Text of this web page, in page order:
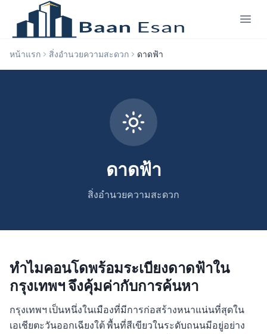
หน้าแรก สิ่งอำนวยความสะดวก ดาดฟ้า
ดาดฟ้า
สิ่งอำนวยความสะดวก
ทำไมคอนโดพร้อมระเบียงดาดฟ้าใน
กรุงเทพฯ จึงคุ้มค่ากับการค้นหา
กรุงเทพฯ เป็นหนึ่งในเมืองที่มีการก่อสร้างหนาแน่นที่สุดใน
เอเชียตะวันออกเฉียงใต้ พื้นที่สีเขียวในระดับถนนมีอยู่อย่าง